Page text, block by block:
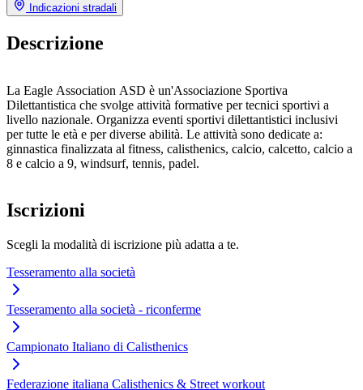
Indicazioni stradali
Descrizione
La Eagle Association ASD è un'Associazione Sportiva
Dilettantistica che svolge attività formative per tecnici sportivi a
livello nazionale. Organizza eventi sportivi dilettantistici inclusivi
per tutte le età e per diverse abilità. Le attività sono dedicate a:
ginnastica finalizzata al fitness, calisthenics, calcio, calcetto, calcio a
8 e calcio a 9, windsurf, tennis, padel.
Iscrizioni
Scegli la modalità di iscrizione più adatta a te.
Tesseramento alla società
Tesseramento alla società - riconferme
Campionato Italiano di Calisthenics
Federazione italiana Calisthenics & Street workout